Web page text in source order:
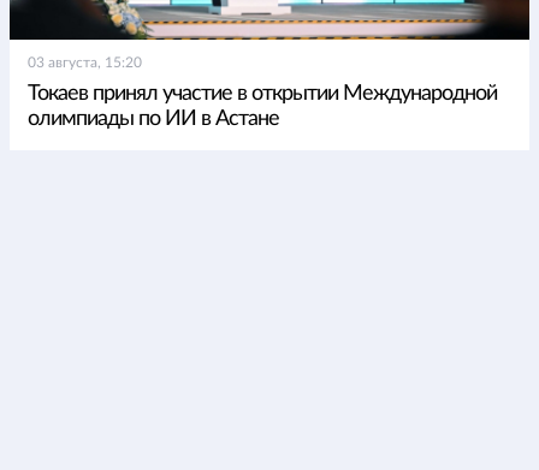
03 августа, 15:20
Токаев принял участие в открытии Международной
олимпиады по ИИ в Астане